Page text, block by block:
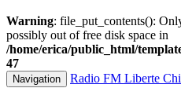
Warning: file_put_contents():
possibly out of free disk space in
/home/erica/public_html/
47
Navigation Radio FM Liberte